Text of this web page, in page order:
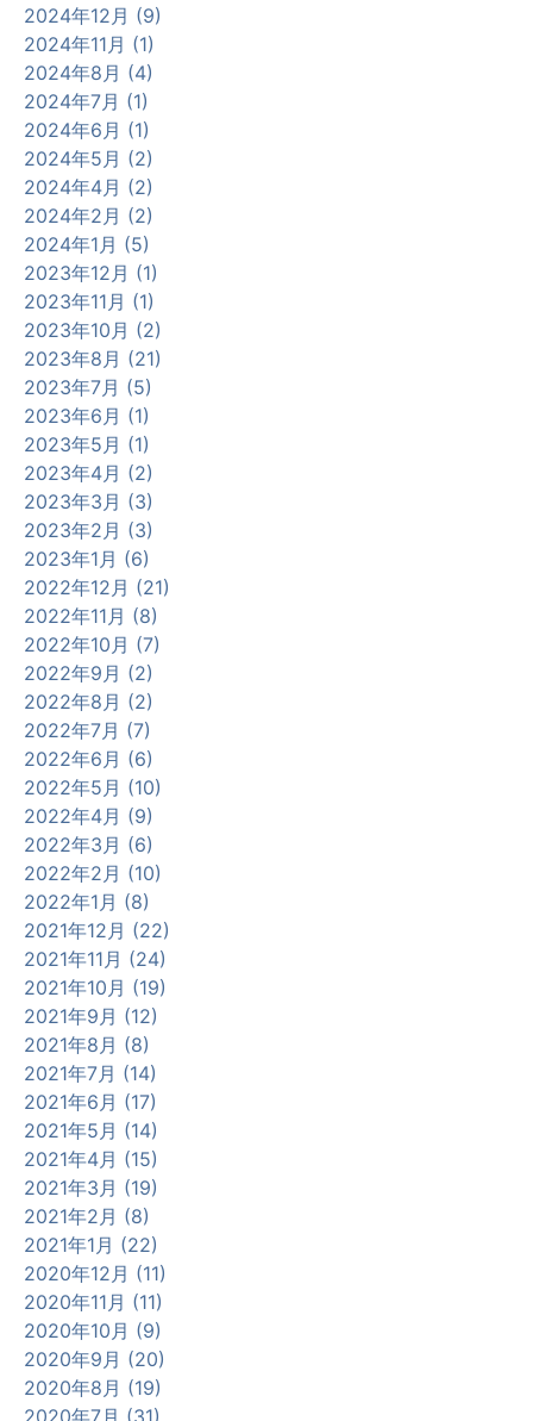
2024年12月 (9)
2024年11月 (1)
2024年8月 (4)
2024年7月 (1)
2024年6月 (1)
2024年5月 (2)
2024年4月 (2)
2024年2月 (2)
2024年1月 (5)
2023年12月 (1)
2023年11月 (1)
2023年10月 (2)
2023年8月 (21)
2023年7月 (5)
2023年6月 (1)
2023年5月 (1)
2023年4月 (2)
2023年3月 (3)
2023年2月 (3)
2023年1月 (6)
2022年12月 (21)
2022年11月 (8)
2022年10月 (7)
2022年9月 (2)
2022年8月 (2)
2022年7月 (7)
2022年6月 (6)
2022年5月 (10)
2022年4月 (9)
2022年3月 (6)
2022年2月 (10)
2022年1月 (8)
2021年12月 (22)
2021年11月 (24)
2021年10月 (19)
2021年9月 (12)
2021年8月 (8)
2021年7月 (14)
2021年6月 (17)
2021年5月 (14)
2021年4月 (15)
2021年3月 (19)
2021年2月 (8)
2021年1月 (22)
2020年12月 (11)
2020年11月 (11)
2020年10月 (9)
2020年9月 (20)
2020年8月 (19)
2020年7月 (31)